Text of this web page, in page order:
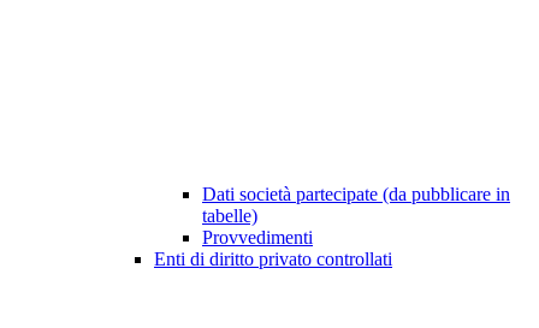
Dati società partecipate (da pubblicare in
tabelle)
Provvedimenti
Enti di diritto privato controllati